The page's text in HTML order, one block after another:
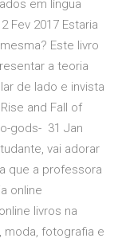
em língua
Fev 2017 Estaria
Este livro
a teoria
de lado e invista
and Fall of
gods- 31 Jan
vai adorar
que a professora
online
livros na
moda, fotografia e